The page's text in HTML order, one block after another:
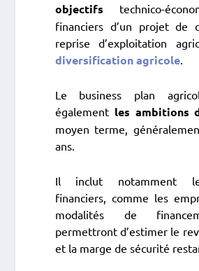
objectifs technico-
financiers d’un projet de
reprise d’exploitation
diversification agricole.
Le business plan
également les ambitions
moyen terme,
ans.
Il inclut notamment
financiers, comme les
modalités de
permettront d’estimer le
et la marge de sécurité